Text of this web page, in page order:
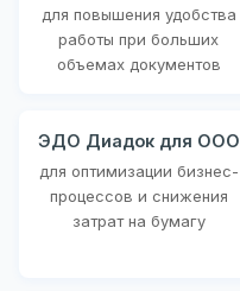
для повышения удобства
работы при больших
объемах документов
ЭДО Диадок для ООО
для оптимизации бизнес-
процессов и снижения
затрат на бумагу